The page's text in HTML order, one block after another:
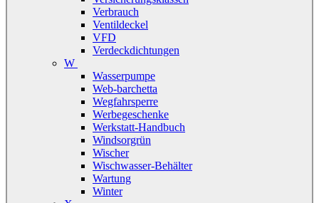
Verbrauch
Ventildeckel
VFD
Verdeckdichtungen
W
Wasserpumpe
Web-barchetta
Wegfahrsperre
Werbegeschenke
Werkstatt-Handbuch
Windsorgrün
Wischer
Wischwasser-Behälter
Wartung
Winter